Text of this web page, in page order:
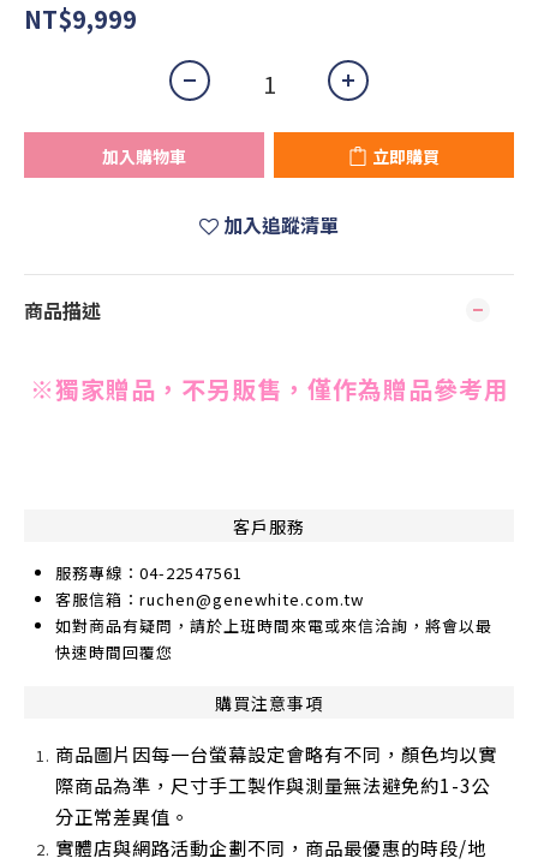
NT$9,999
加入購物車 立即購買
加入追蹤清單
商品描述
※獨家贈品，不另販售，僅作為贈品參考用
客戶服務
服務專線：04-22547561
客服信箱：ruchen@genewhite.com.tw
如對商品有疑問，請於上班時間來電或來信洽詢，將會以最
快速時間回覆您
購買注意事項
商品圖片因每一台螢幕設定會略有不同，顏色均以實
際商品為準，尺寸手工製作與測量無法避免約1-3公
分正常差異值。
實體店與網路活動企劃不同，商品最優惠的時段/地